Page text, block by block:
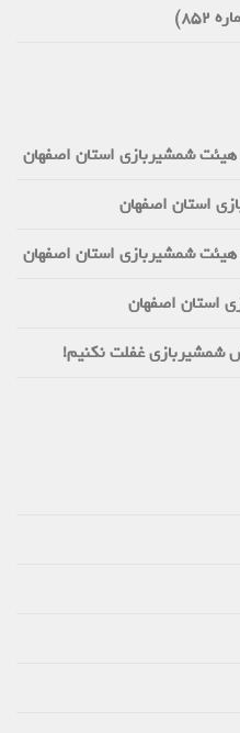
شمشیربازی استان اصفهان
استان اصفهان
شمشیربازی استان اصفهان
اصفهان
غفلت نکنیم!